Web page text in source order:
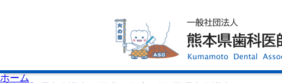
ホーム
歯科医院検索
休日当番医
イベント案内
歯の豆知識
口腔保健センター